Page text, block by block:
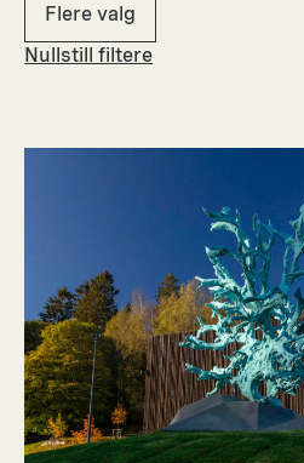
Flere valg
Nullstill filtere